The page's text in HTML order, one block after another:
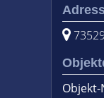
Objekt-